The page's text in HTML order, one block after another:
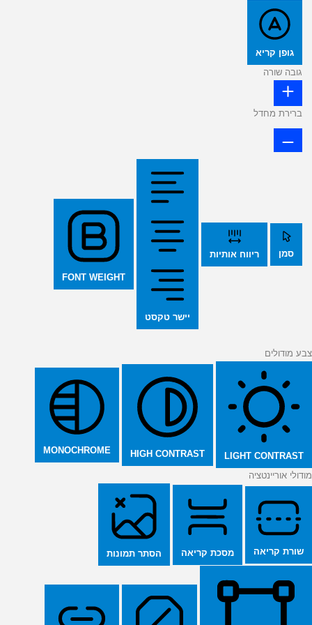
גופן קריא
גובה שורה
ברירת מחדל
סמן ריווח אותיות
יישר טקסט
FONT WEIGHT
צבע מודולים
LIGHT CONTRAST
HIGH CONTRAST
MONOCHROME
מודולי אוריינטציה
שורת קריאה מסכת קריאה הסתר תמונות